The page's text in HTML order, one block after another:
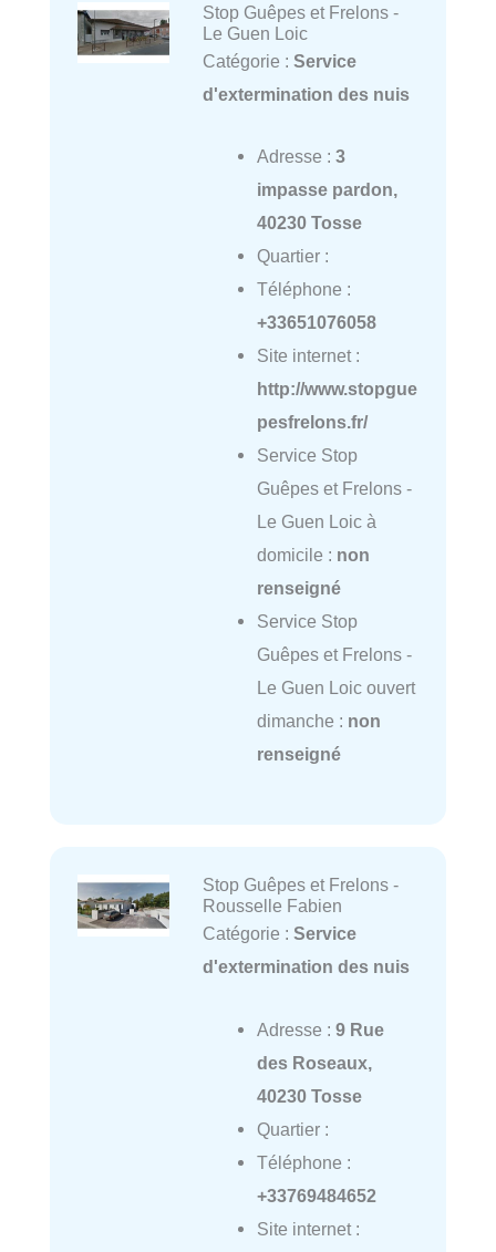
Stop Guêpes et Frelons -
Le Guen Loic
Catégorie : Service
d'extermination des nuis
Adresse : 3
impasse pardon,
40230 Tosse
Quartier :
Téléphone :
+33651076058
Site internet :
http://www.stopgue
pesfrelons.fr/
Service Stop
Guêpes et Frelons -
Le Guen Loic à
domicile : non
renseigné
Service Stop
Guêpes et Frelons -
Le Guen Loic ouvert
dimanche : non
renseigné
Stop Guêpes et Frelons -
Rousselle Fabien
Catégorie : Service
d'extermination des nuis
Adresse : 9 Rue
des Roseaux,
40230 Tosse
Quartier :
Téléphone :
+33769484652
Site internet :